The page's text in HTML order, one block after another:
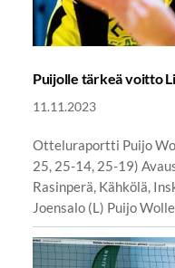
Puijolle tärkeä voitto
11.11.2023
Otteluraportti Puijo
25, 25-14, 25-19)
Rasinperä, Kähkölä,
Joensalo (L) Puijo